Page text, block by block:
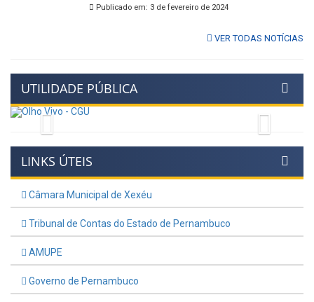
Publicado em: 3 de fevereiro de 2024
VER TODAS NOTÍCIAS
UTILIDADE PÚBLICA
Previous
LINKS ÚTEIS
Câmara Municipal de Xexéu
Tribunal de Contas do Estado de Pernambuco
AMUPE
Governo de Pernambuco